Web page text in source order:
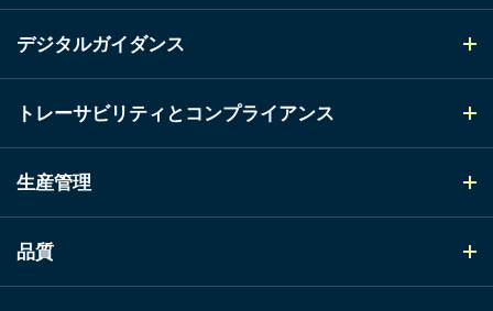
デジタルガイダンス
トレーサビリティとコンプライアンス
生産管理
品質